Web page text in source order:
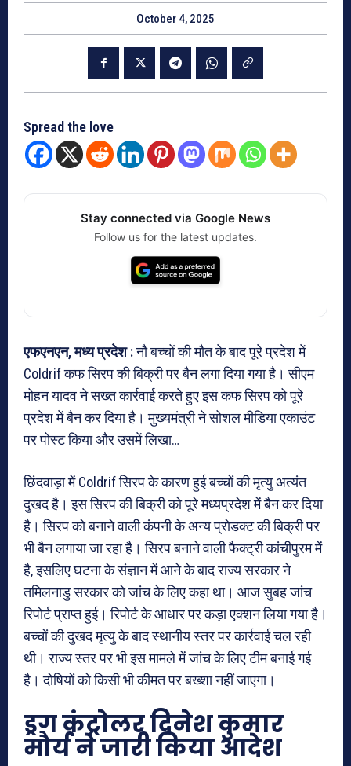
October 4, 2025
Spread the love
Stay connected via Google News
Follow us for the latest updates.
एफएनएन, मध्य प्रदेश :नौ बच्चों की मौत के बाद पूरे प्रदेश में
Coldrif कफ सिरप की बिक्री पर बैन लगा दिया गया है। सीएम
मोहन यादव ने सख्त कार्रवाई करते हुए इस कफ सिरप को पूरे
प्रदेश में बैन कर दिया है। मुख्यमंत्री ने सोशल मीडिया एकाउंट
पर पोस्ट किया और उसमें लिखा…
छिंदवाड़ा में Coldrif सिरप के कारण हुई बच्चों की मृत्यु अत्यंत
दुखद है। इस सिरप की बिक्री को पूरे मध्यप्रदेश में बैन कर दिया
है। सिरप को बनाने वाली कंपनी के अन्य प्रोडक्ट की बिक्री पर
भी बैन लगाया जा रहा है। सिरप बनाने वाली फैक्ट्री कांचीपुरम में
है, इसलिए घटना के संज्ञान में आने के बाद राज्य सरकार ने
तमिलनाडु सरकार को जांच के लिए कहा था। आज सुबह जांच
रिपोर्ट प्राप्त हुई। रिपोर्ट के आधार पर कड़ा एक्शन लिया गया है।
बच्चों की दुखद मृत्यु के बाद स्थानीय स्तर पर कार्रवाई चल रही
थी। राज्य स्तर पर भी इस मामले में जांच के लिए टीम बनाई गई
है। दोषियों को किसी भी कीमत पर बख्शा नहीं जाएगा।
ड्रग कंट्रोलर दिनेश कुमार
मौर्य ने जारी किया आदेश